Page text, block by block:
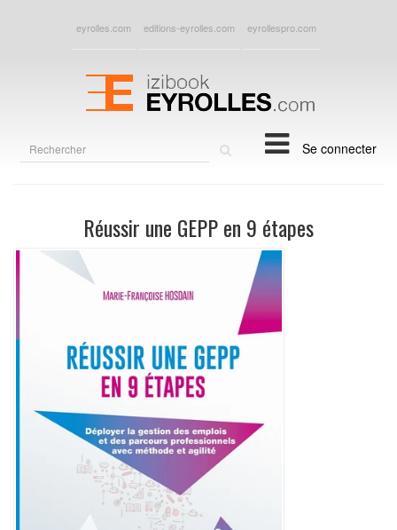
eyrolles.com editions-eyrolles.com eyrollespro.com
Se connecter
Réussir une GEPP en 9 étapes